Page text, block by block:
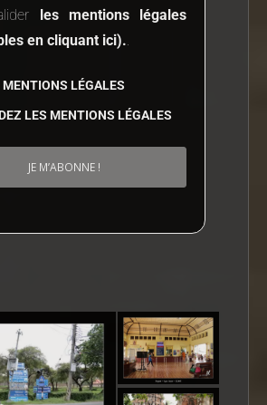
les mentions légales
en cliquant ici)..
MENTIONS LÉGALES
LES MENTIONS LÉGALES